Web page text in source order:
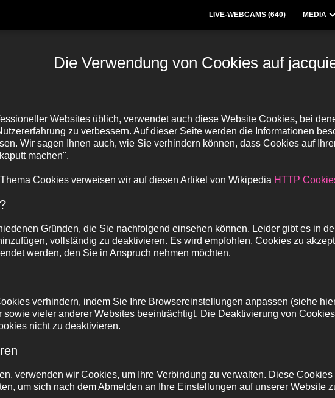
LIVE-WEBCAMS (640) MEDIA
Die Verwendung von Cookies auf
Websites üblich, verwendet auch diese Website Cookies, bei
zu verbessern. Auf dieser Seite werden die Informationen
Wir sagen Ihnen auch, wie Sie verhindern können, dass Cookies auf
machen".
Cookies verweisen wir auf diesen Artikel von Wikipedia HTTP
Gründen, die Sie nachfolgend einsehen können. Leider gibt es in
vollständig zu deaktivieren. Es wird empfohlen, Cookies zu
werden, den Sie in Anspruch nehmen möchten.
verhindern, indem Sie Ihre Browsereinstellungen anpassen (siehe
vieler anderer Websites beeinträchtigt. Die Deaktivierung von
nicht zu deaktivieren.
verwenden wir Cookies, um Ihre Verbindung zu verwalten. Diese
um sich nach dem Abmelden an Ihre Einstellungen auf unserer Website